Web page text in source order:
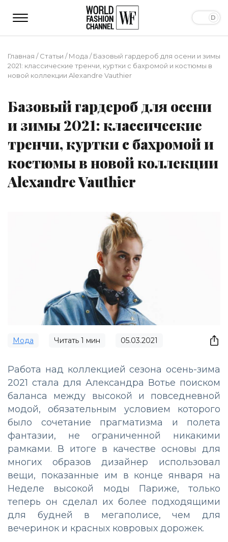
Главная /Статьи /Мода /Базовый гардероб для осени и зимы
2021: классические тренчи, куртки с бахромой и костюмы в
новой коллекции Alexandre Vauthier
Базовый гардероб для осени
и зимы 2021: классические
тренчи, куртки с бахромой и
костюмы в новой коллекции
Alexandre Vauthier
Мода Читать 1 мин 05.03.2021
Работа над коллекцией сезона осень-зима
2021 стала для Александра Вотье поиском
баланса между высокой и повседневной
модой, обязательным условием которого
было сочетание прагматизма и полета
фантазии, не ограниченной никакими
рамками. В итоге в качестве основы для
многих образов дизайнер использовал
вещи, показанные им в конце января на
Неделе высокой моды Париже, только
теперь он сделал их более подходящими
для будней в мегаполисе, чем для
вечеринок и красных ковровых дорожек.